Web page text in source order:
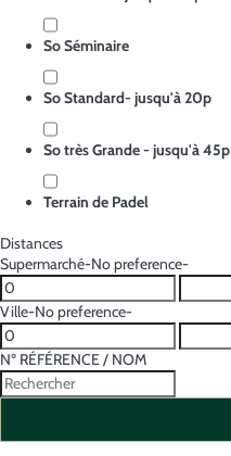
So Séminaire
So Standard- jusqu'à 20p
So très Grande - jusqu'à 45p
Terrain de Padel
Distances
Supermarché-No preference-
Ville-No preference-
Nº RÉFÉRENCE / NOM